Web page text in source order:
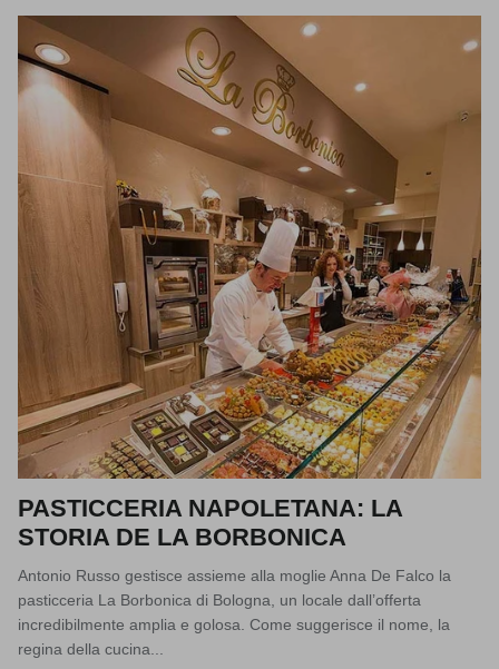
PASTICCERIA NAPOLETANA: LA
STORIA DE LA BORBONICA
Antonio Russo gestisce assieme alla moglie Anna De Falco la
pasticceria La Borbonica di Bologna, un locale dall’offerta
incredibilmente amplia e golosa. Come suggerisce il nome, la
regina della cucina...